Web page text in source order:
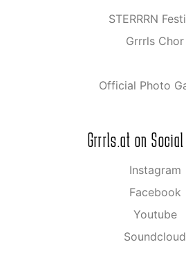
STERRRN
Grrrls Chor
Official Photo
Grrrls.at on
Instagram
Facebook
Youtube
Soundcloud